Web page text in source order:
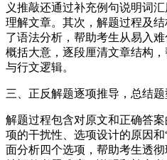
义推敲还通过补充例句说明词
理解文章。其次，解题过程及
了语法分析，帮助考生从易入
概括大意，逐段厘清文章结构
与行文逻辑。
三、正反解题逐项推导，总结
解题过程包含对原文和正确答
项的干扰性、选项设计的原因
面分析四个选项，帮助考生透